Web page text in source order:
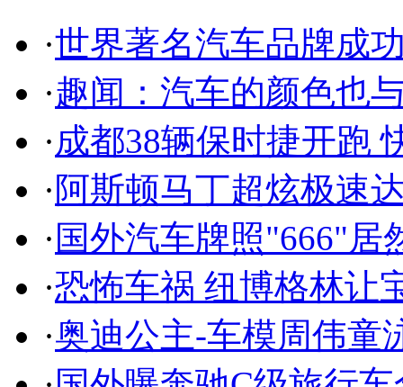
·世界著名汽车品牌成
·趣闻：汽车的颜色也
·成都38辆保时捷开跑
·阿斯顿马丁超炫极速
· 国外汽车牌照"666"居
·恐怖车祸 纽博格林让
·奥迪公主-车模周伟童